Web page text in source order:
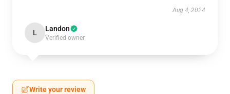
Aug 4, 2024
L Landon
Verified owner
Write your review